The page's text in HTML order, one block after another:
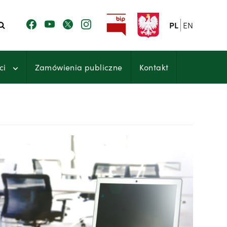
PL EN
Zamówienia publiczne Kontakt